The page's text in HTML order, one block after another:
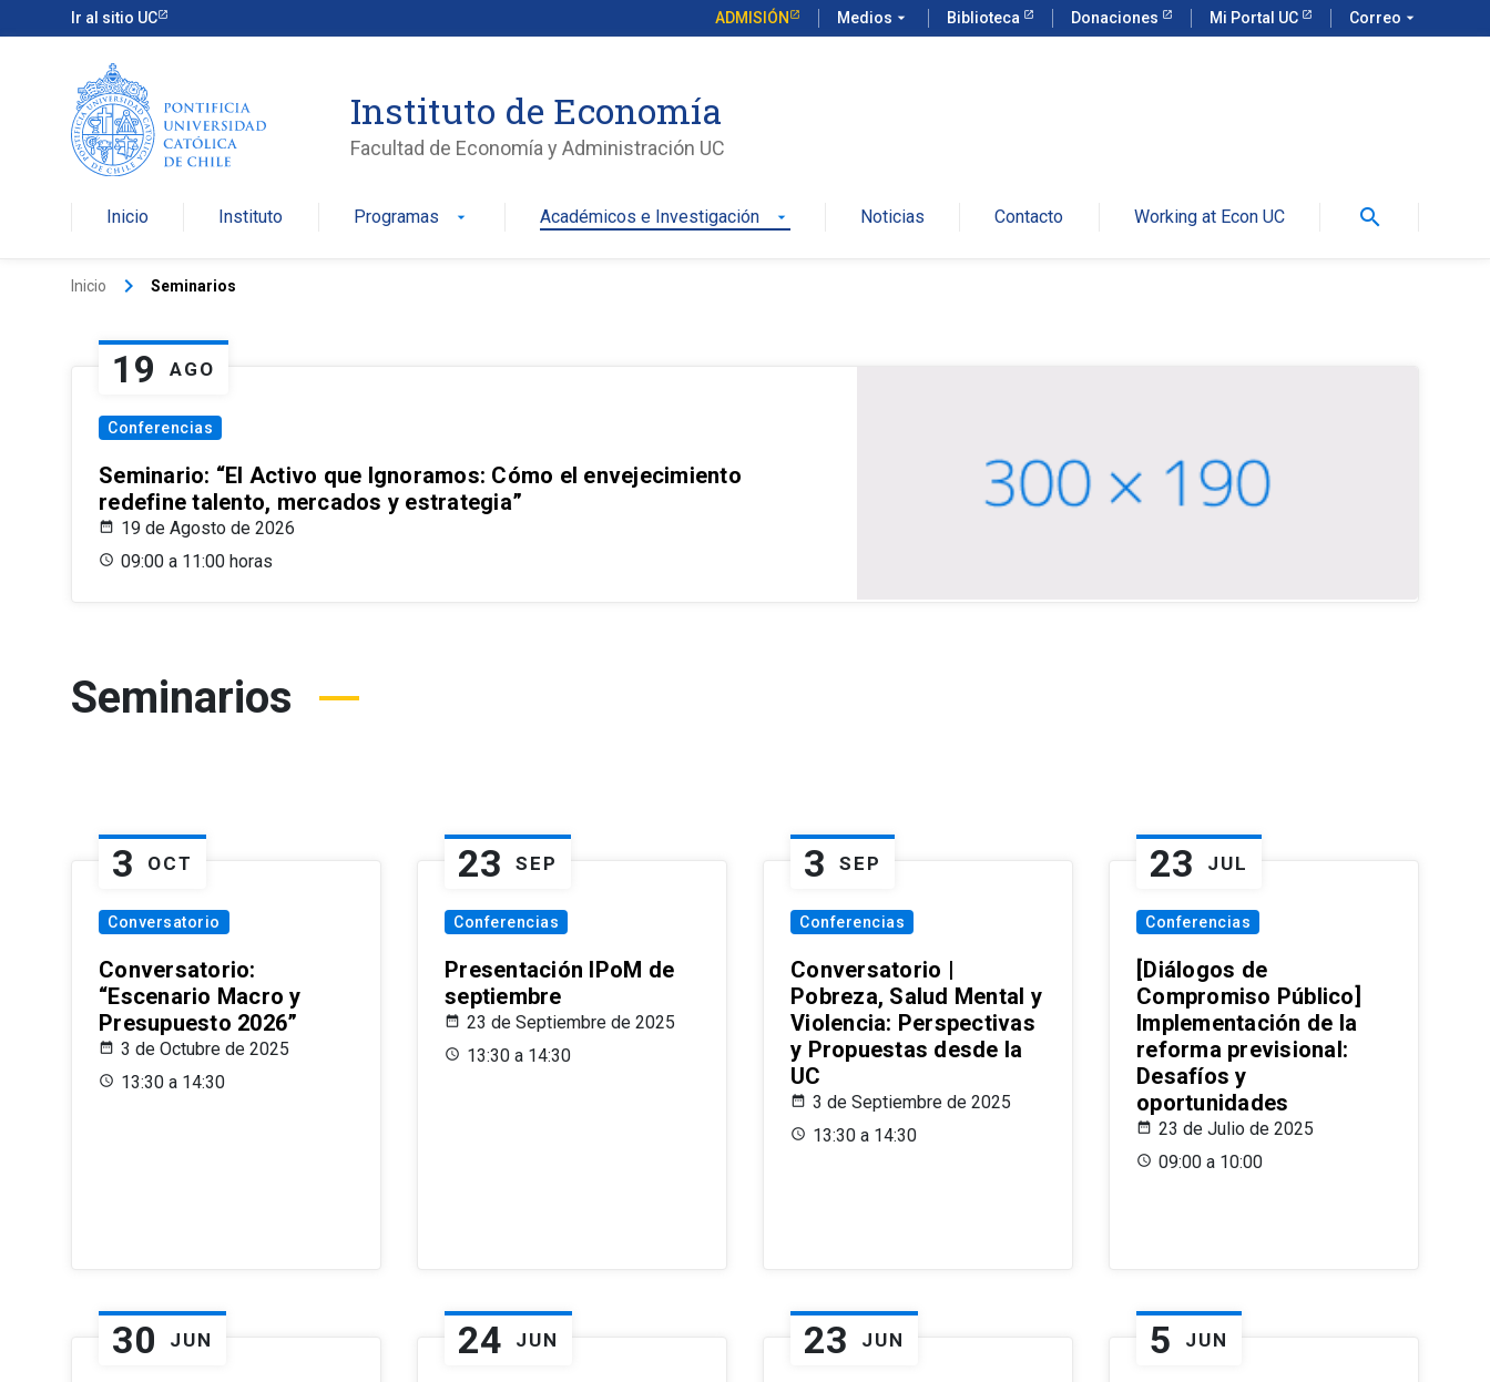
Ir al sitio UC ADMISIÓN Medios arrow_drop_down Biblioteca Donaciones Mi Portal UC Correo arrow_drop_down
Instituto de Economía
Facultad de Economía y Administración UC
Inicio Instituto Programas arrow_drop_down Académicos e Investigación arrow_drop_down Noticias Contacto Working at Econ UC search
Inicio keyboard_arrow_right Seminarios
19 AGO
Conferencias
Seminario: “El Activo que Ignoramos: Cómo el envejecimiento
redefine talento, mercados y estrategia”
19 de Agosto de 2026
09:00 a 11:00 horas
Seminarios
3 OCT
Conversatorio
Conversatorio:
“Escenario Macro y
Presupuesto 2026”
3 de Octubre de 2025
13:30 a 14:30
23 SEP
Conferencias
Presentación IPoM de
septiembre
23 de Septiembre de 2025
13:30 a 14:30
3 SEP
Conferencias
Conversatorio |
Pobreza, Salud Mental y
Violencia: Perspectivas
y Propuestas desde la
UC
3 de Septiembre de 2025
13:30 a 14:30
23 JUL
Conferencias
[Diálogos de
Compromiso Público]
Implementación de la
reforma previsional:
Desafíos y
oportunidades
23 de Julio de 2025
09:00 a 10:00
30 JUN 24 JUN 23 JUN 5 JUN